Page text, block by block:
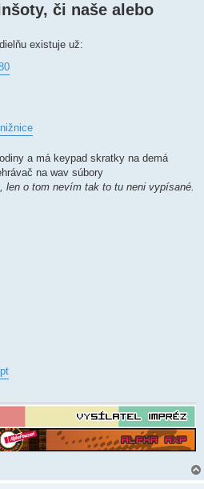
či naše alebo
existuje už:
a má keypad skratky na demá
na wav súbory
len o tom nevím tak to tu neni vypísané.